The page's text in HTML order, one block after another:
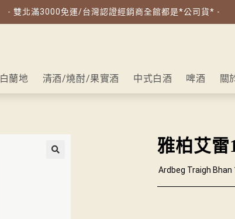
- 雙北滿3000免運/台灣認證經銷商全館都是*公司貨* -
白蘭地 清酒/燒酎/果實酒 中式白酒 啤酒 關
雅柏艾
Ardbeg Traigh Bhan